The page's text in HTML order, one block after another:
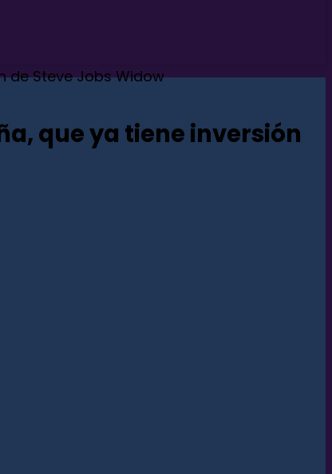
de Steve Jobs Widow
que ya tiene inversión